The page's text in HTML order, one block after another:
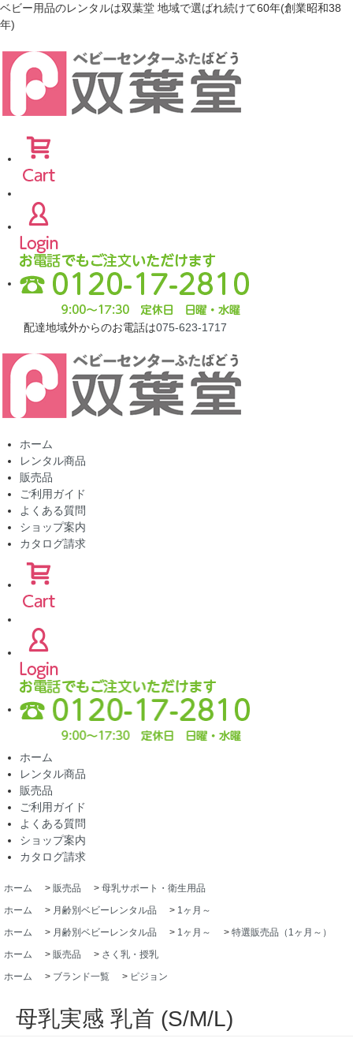
ベビー用品のレンタルは双葉堂 地域で選ばれ続けて60年(創業昭和38
年)
配達地域外からのお電話は075-623-1717
ホーム
レンタル商品
販売品
ご利用ガイド
よくある質問
ショップ案内
カタログ請求
ホーム
レンタル商品
販売品
ご利用ガイド
よくある質問
ショップ案内
カタログ請求
ホーム > 販売品 > 母乳サポート・衛生用品
ホーム
> 月齢別ベビーレンタル品 > 1ヶ月～
ホーム
> 月齢別ベビーレンタル品 > 1ヶ月～ > 特選販売品（1ヶ月～）
ホーム
> 販売品 > さく乳・授乳
ホーム
> ブランド一覧 > ピジョン
母乳実感 乳首 (S/M/L)